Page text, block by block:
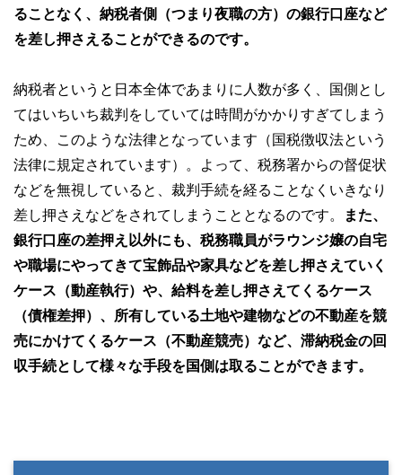
ることなく、納税者側（つまり夜職の方）の銀行口座など
を差し押さえることができるのです。
納税者というと日本全体であまりに人数が多く、国側とし
てはいちいち裁判をしていては時間がかかりすぎてしまう
ため、このような法律となっています（国税徴収法という
法律に規定されています）。よって、税務署からの督促状
などを無視していると、裁判手続を経ることなくいきなり
差し押さえなどをされてしまうこととなるのです。
また、
銀行口座の差押え以外にも、税務職員がラウンジ嬢の自宅
や職場にやってきて宝飾品や家具などを差し押さえていく
ケース（動産執行）や、給料を差し押さえてくるケース
（債権差押）、所有している土地や建物などの不動産を競
売にかけてくるケース（不動産競売）など、滞納税金の回
収手続として様々な手段を国側は取ることができます。